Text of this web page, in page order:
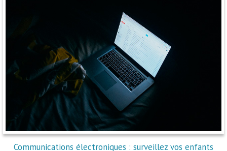
Communications électroniques : surveillez vos enfants